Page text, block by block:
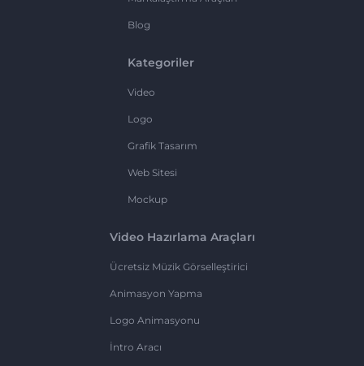
Blog
Kategoriler
Video
Logo
Grafik Tasarım
Web Sitesi
Mockup
Video Hazırlama Araçları
Ücretsiz Müzik Görselleştirici
Animasyon Yapma
Logo Animasyonu
İntro Aracı